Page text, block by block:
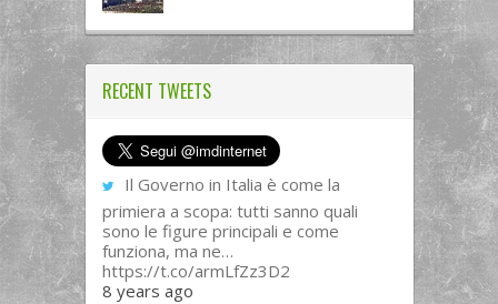
RECENT TWEETS
Il Governo in Italia è come la
primiera a scopa: tutti sanno quali
sono le figure principali e come
funziona, ma ne…
https://t.co/armLfZz3D2
8 years ago